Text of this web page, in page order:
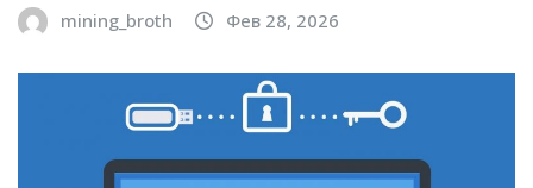
mining_broth Фев 28, 2026